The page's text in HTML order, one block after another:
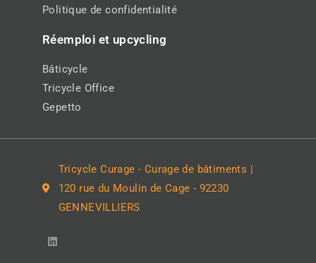
Politique de confidentialité
Réemploi et upcycling
Bâticycle
Tricycle Office
Gepetto
Tricycle Curage - Curage de bâtiments |
120 rue du Moulin de Cage - 92230
GENNEVILLIERS